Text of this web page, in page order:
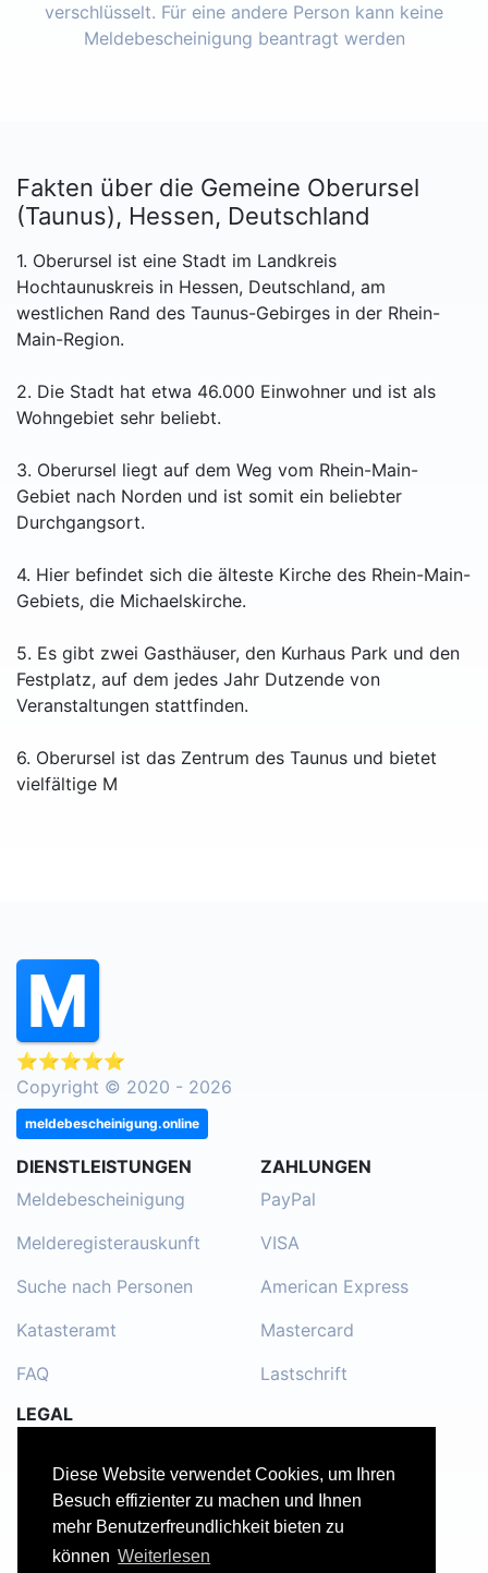
Diese Website verwendet Cookies, um Ihren
Besuch effizienter zu machen und Ihnen
mehr Benutzerfreundlichkeit bieten zu
können Weiterlesen
verschlüsselt. Für eine andere Person kann keine
Meldebescheinigung beantragt werden
Fakten über die Gemeine Oberursel
(Taunus), Hessen, Deutschland
1. Oberursel ist eine Stadt im Landkreis
Hochtaunuskreis in Hessen, Deutschland, am
westlichen Rand des Taunus-Gebirges in der Rhein-
Main-Region.
2. Die Stadt hat etwa 46.000 Einwohner und ist als
Wohngebiet sehr beliebt.
3. Oberursel liegt auf dem Weg vom Rhein-Main-
Gebiet nach Norden und ist somit ein beliebter
Durchgangsort.
4. Hier befindet sich die älteste Kirche des Rhein-Main-
Gebiets, die Michaelskirche.
5. Es gibt zwei Gasthäuser, den Kurhaus Park und den
Festplatz, auf dem jedes Jahr Dutzende von
Veranstaltungen stattfinden.
6. Oberursel ist das Zentrum des Taunus und bietet
vielfältige M
⭐⭐⭐⭐⭐
Copyright © 2020 - 2026
meldebescheinigung.online
DIENSTLEISTUNGEN
Meldebescheinigung
Melderegisterauskunft
Suche nach Personen
Katasteramt
FAQ
ZAHLUNGEN
PayPal
VISA
American Express
Mastercard
Lastschrift
LEGAL
Kontakt
Datenschutzerklärung